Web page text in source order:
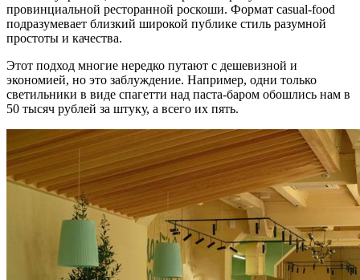
провинциальной ресторанной роскоши. Формат casual-food
подразумевает близкий широкой публике стиль разумной
простоты и качества.
Этот подход многие нередко путают с дешевизной и
экономией, но это заблуждение. Например, одни только
светильники в виде спагетти над паста-баром обошлись нам в
50 тысяч рублей за штуку, а всего их пять.